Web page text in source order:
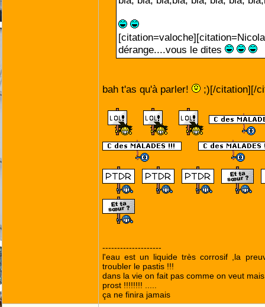
dérange....vous le dites
bah t'as qu'à parler! ;)[/citation][/
--------------------
l'eau est un liquide très corrosif ,la
troubler le pastis !!!
dans la vie on fait pas comme on veut
prost !!!!!!!! .....
ça ne finira jamais